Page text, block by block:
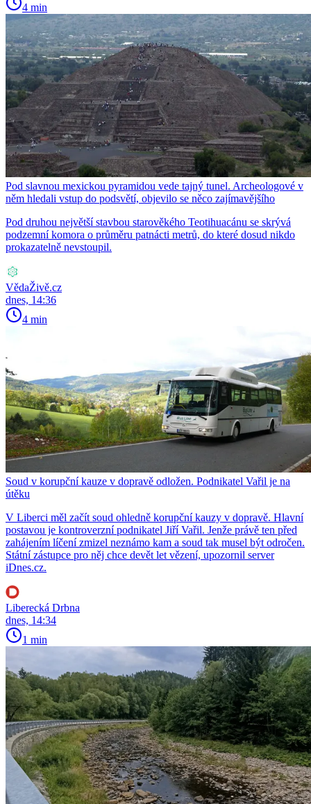
4 min
Pod slavnou mexickou pyramidou vede tajný tunel. Archeologové v
něm hledali vstup do podsvětí, objevilo se něco zajímavějšího
Pod druhou největší stavbou starověkého Teotihuacánu se skrývá
podzemní komora o průměru patnácti metrů, do které dosud nikdo
prokazatelně nevstoupil.
VědaŽivě.cz
dnes, 14:36
4 min
Soud v korupční kauze v dopravě odložen. Podnikatel Vařil je na
útěku
V Liberci měl začít soud ohledně korupční kauzy v dopravě. Hlavní
postavou je kontroverzní podnikatel Jiří Vařil. Jenže právě ten před
zahájením líčení zmizel neznámo kam a soud tak musel být odročen.
Státní zástupce pro něj chce devět let vězení, upozornil server
iDnes.cz.
Liberecká Drbna
dnes, 14:34
1 min